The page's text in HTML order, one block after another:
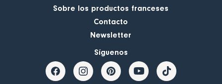
Sobre los productos franceses
Contacto
Newsletter
Síguenos